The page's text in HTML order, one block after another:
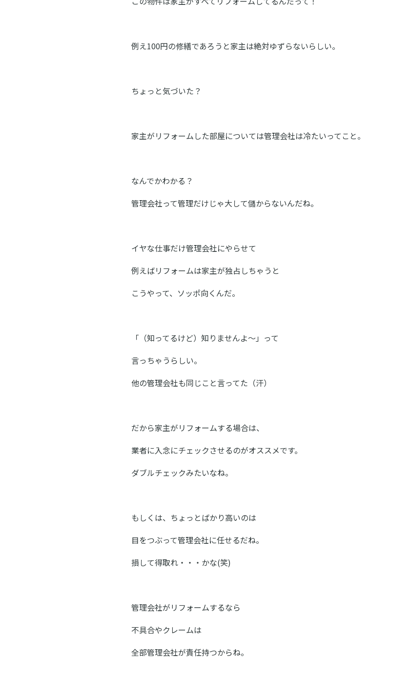
例え100円の修繕であろうと家主は絶対ゆずらないらしい。
ちょっと気づいた？
家主がリフォームした部屋については管理会社は冷たいってこと。
なんでかわかる？
管理会社って管理だけじゃ大して儲からないんだね。
イヤな仕事だけ管理会社にやらせて
例えばリフォームは家主が独占しちゃうと
こうやって、ソッポ向くんだ。
「（知ってるけど）知りませんよ～」って
言っちゃうらしい。
他の管理会社も同じこと言ってた（汗）
だから家主がリフォームする場合は、
業者に入念にチェックさせるのがオススメです。
ダブルチェックみたいなね。
もしくは、ちょっとばかり高いのは
目をつぶって管理会社に任せるだね。
損して得取れ・・・かな(笑)
管理会社がリフォームするなら
不具合やクレームは
全部管理会社が責任持つからね。